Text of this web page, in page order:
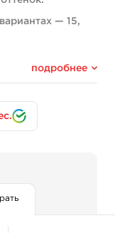
— 15,
с
стабилизации
время хранения.
соответствии с
ускорения
подробнее